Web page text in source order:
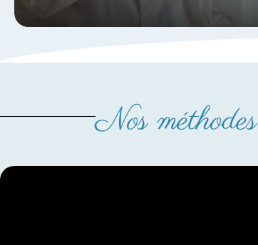
Nos méthodes